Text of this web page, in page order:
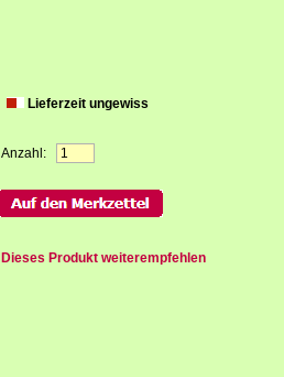
Lieferzeit ungewiss
Anzahl:
Dieses Produkt weiterempfehlen